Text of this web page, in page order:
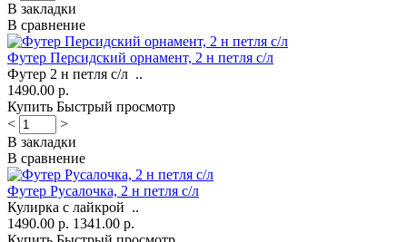
В закладки
В сравнение
Футер Персидский орнамент, 2 н петля с/л
Футер 2 н петля с/л ..
1490.00 р.
Купить Быстрый просмотр
<
>
В закладки
В сравнение
Футер Русалочка, 2 н петля с/л
Кулирка с лайкрой ..
1490.00 р. 1341.00 р.